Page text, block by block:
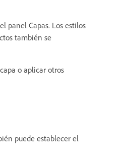
panel Capas. Los estilos
también se
o aplicar otros
puede establecer el